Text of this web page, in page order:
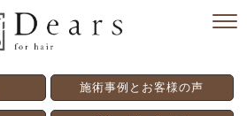
施術事例とお客様の声